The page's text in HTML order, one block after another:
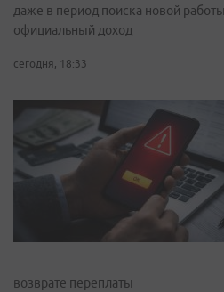
даже в период поиска новой
официальный доход
сегодня, 18:33
возврате переплаты